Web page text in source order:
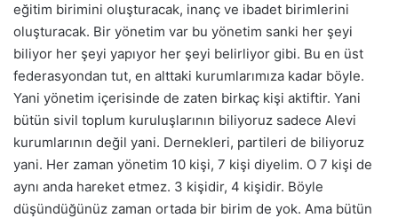
eğitim birimini oluşturacak, inanç ve ibadet birimlerini
oluşturacak. Bir yönetim var bu yönetim sanki her şeyi
biliyor her şeyi yapıyor her şeyi belirliyor gibi. Bu en üst
federasyondan tut, en alttaki kurumlarımıza kadar böyle.
Yani yönetim içerisinde de zaten birkaç kişi aktiftir. Yani
bütün sivil toplum kuruluşlarının biliyoruz sadece Alevi
kurumlarının değil yani. Dernekleri, partileri de biliyoruz
yani. Her zaman yönetim 10 kişi, 7 kişi diyelim. O 7 kişi de
aynı anda hareket etmez. 3 kişidir, 4 kişidir. Böyle
düşündüğünüz zaman ortada bir birim de yok. Ama bütün